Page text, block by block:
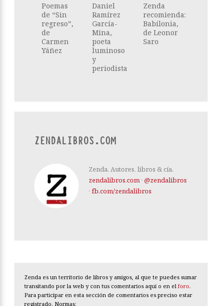
Poemas
de “Sin
regreso”,
de
Carmen
Yáñez
Daniel
Ramírez
García-
Mina,
poeta
luminoso
y
periodista
Zenda
recomienda:
Babilonia,
de Leonor
Saro
ZENDALIBROS.COM
Zenda. Autores, libros & cía.
zendalibros.com · @zendalibros
· fb.com/zendalibros
Zenda es un territorio de libros y amigos, al que te puedes sumar
transitando por la web y con tus comentarios aquí o en el foro.
Para participar en esta sección de comentarios es preciso estar
registrado. Normas: